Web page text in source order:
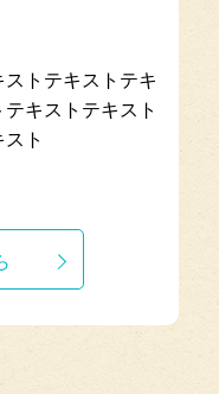
トテキストテキ
キストテキスト
ト